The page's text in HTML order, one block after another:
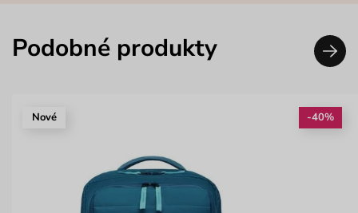
Podobné produkty
Nové -40%